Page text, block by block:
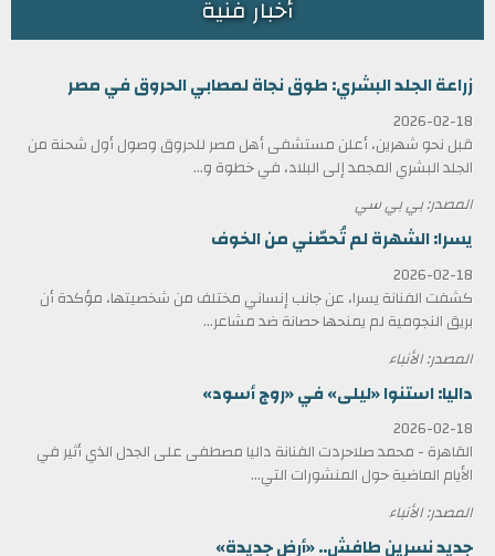
أخبار فنية
زراعة الجلد البشري: طوق نجاة لمصابي الحروق في مصر
2026-02-18
قبل نحو شهرين، أعلن مستشفى أهل مصر للحروق وصول أول شحنة من
الجلد البشري المجمد إلى البلاد، في خطوة و...
المصدر: بي بي سي
يسرا: الشهرة لم تُحصّني من الخوف
2026-02-18
كشفت الفنانة يسرا، عن جانب إنساني مختلف من شخصيتها، مؤكدة أن
بريق النجومية لم يمنحها حصانة ضد مشاعر...
المصدر: الأنباء
داليا: استنوا «ليلى» في «روج أسود»
2026-02-18
القاهرة - محمد صلاحردت الفنانة داليا مصطفى على الجدل الذي أثير في
الأيام الماضية حول المنشورات التي...
المصدر: الأنباء
جديد نسرين طافش.. «أرض جديدة»